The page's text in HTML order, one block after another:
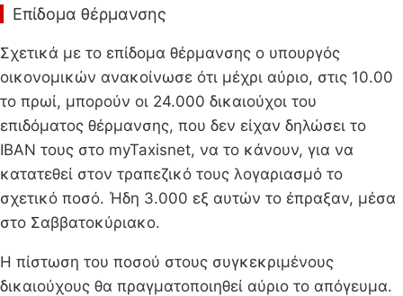
Επίδομα θέρμανσης
Σχετικά με το επίδομα θέρμανσης ο υπουργός
οικονομικών ανακοίνωσε ότι μέχρι αύριο, στις 10.00
το πρωί, μπορούν οι 24.000 δικαιούχοι του
επιδόματος θέρμανσης, που δεν είχαν δηλώσει το
ΙΒΑΝ τους στο myTaxisnet, να το κάνουν, για να
κατατεθεί στον τραπεζικό τους λογαριασμό το
σχετικό ποσό. Ήδη 3.000 εξ αυτών το έπραξαν, μέσα
στο Σαββατοκύριακο.
Η πίστωση του ποσού στους συγκεκριμένους
δικαιούχους θα πραγματοποιηθεί αύριο το απόγευμα.